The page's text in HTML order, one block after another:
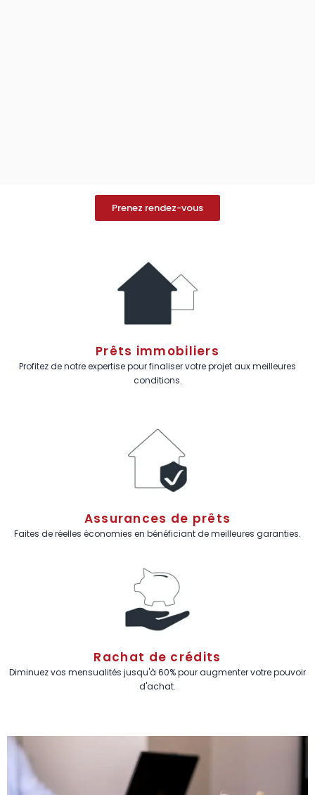
Prenez rendez-vous
Prêts immobiliers
Profitez de notre expertise pour finaliser votre projet aux meilleures
conditions.
Assurances de prêts
Faites de réelles économies en bénéficiant de meilleures garanties.
Rachat de crédits
Diminuez vos mensualités jusqu'à 60% pour augmenter votre pouvoir
d'achat.